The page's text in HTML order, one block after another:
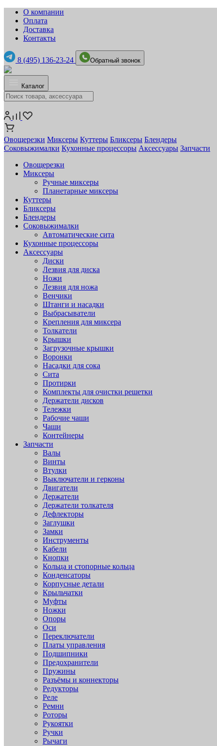
О компании
Оплата
Доставка
Контакты
8 (495) 136-23-24 Обратный звонок
Каталог
Овощерезки Миксеры Куттеры Бликсеры Блендеры
Соковыжималки Кухонные процессоры Аксессуары Запчасти
Овощерезки
Миксеры
Ручные миксеры
Планетарные миксеры
Куттеры
Бликсеры
Блендеры
Соковыжималки
Автоматические сита
Кухонные процессоры
Аксессуары
Диски
Лезвия для диска
Ножи
Лезвия для ножа
Венчики
Штанги и насадки
Выбрасыватели
Крепления для миксера
Толкатели
Крышки
Загрузочные крышки
Воронки
Насадки для сока
Сита
Протирки
Комплекты для очистки решетки
Держатели дисков
Тележки
Рабочие чаши
Чаши
Контейнеры
Запчасти
Валы
Винты
Втулки
Выключатели и герконы
Двигатели
Держатели
Держатели толкателя
Дефлекторы
Заглушки
Замки
Инструменты
Кабели
Кнопки
Кольца и стопорные кольца
Конденсаторы
Корпусные детали
Крыльчатки
Муфты
Ножки
Опоры
Оси
Переключатели
Платы управления
Подшипники
Предохранители
Пружины
Разъёмы и коннекторы
Редукторы
Реле
Ремни
Роторы
Рукоятки
Ручки
Рычаги